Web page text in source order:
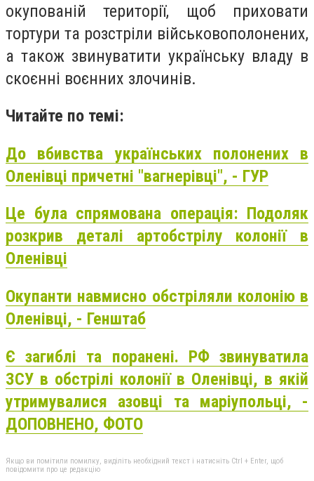
окупованій території, щоб приховати
тортури та розстріли військовополонених,
а також звинуватити українську владу в
скоєнні воєнних злочинів.
Читайте по темі:
До вбивства українських полонених в
Оленівці причетні "вагнерівці", - ГУР
Це була спрямована операція: Подоляк
розкрив деталі артобстрілу колонії в
Оленівці
Окупанти навмисно обстріляли колонію в
Оленівці, - Генштаб
Є загиблі та поранені. РФ звинуватила
ЗСУ в обстрілі колонії в Оленівці, в якій
утримувалися азовці та маріупольці, -
ДОПОВНЕНО, ФОТО
Якщо ви помітили помилку, виділіть необхідний текст і натисніть Ctrl + Enter, щоб
повідомити про це редакцію